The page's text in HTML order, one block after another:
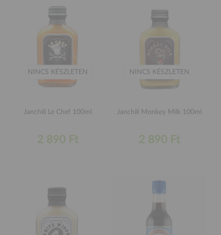
NINCS KÉSZLETEN
Janchili Le Chef 100ml
2 890 Ft
NINCS KÉSZLETEN
Janchili Monkey Milk 100ml
2 890 Ft